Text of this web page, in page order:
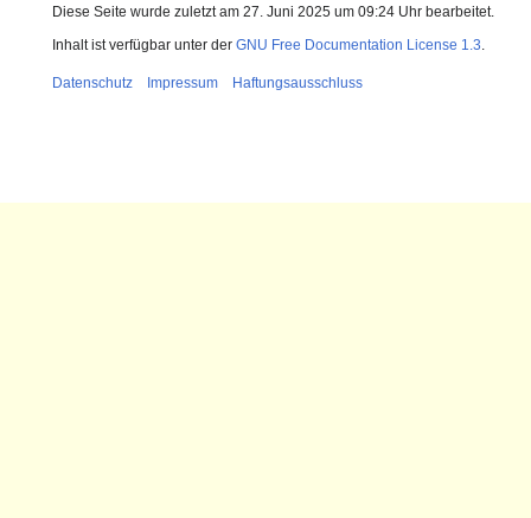
Diese Seite wurde zuletzt am 27. Juni 2025 um 09:24 Uhr bearbeitet.
Inhalt ist verfügbar unter der GNU Free Documentation License 1.3
Datenschutz Impressum Haftungsausschluss